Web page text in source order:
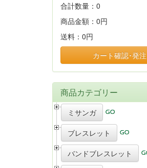
合計数量： 0
商品金額： 0円
送料： 0円
カート確認･発注
商品カテゴリー
ミサンガ
ブレスレット
バンドブレスレット